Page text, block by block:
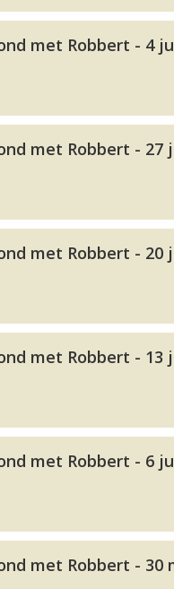
met Robbert - 4
met Robbert - 27
met Robbert - 20
met Robbert - 13
met Robbert - 6
met Robbert - 30